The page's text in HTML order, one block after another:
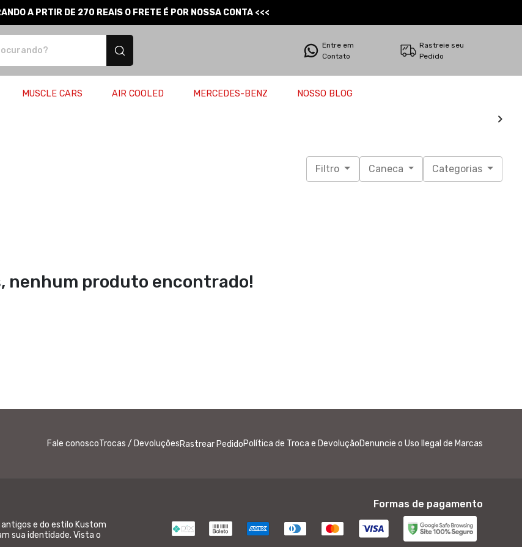
A PRTIR DE 270 REAIS O FRETE É POR NOSSA CONTA <<<
Entre em
Contato
Rastreie seu
Pedido
MUSCLE CARS AIR COOLED MERCEDES-BENZ NOSSO BLOG
Filtro Caneca Categorias
nenhum produto encontrado!
Fale conoscoTrocas / DevoluçõesRastrear PedidoPolítica de Troca e DevoluçãoDenuncie o Uso Ilegal de Marcas
e do estilo Kustom
sua identidade. Vista o
Formas de pagamento